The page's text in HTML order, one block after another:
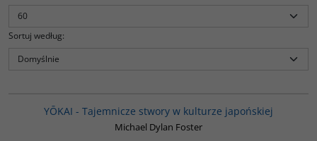
Sortuj według:
YŌKAI - Tajemnicze stwory w kulturze japońskiej
Michael Dylan Foster